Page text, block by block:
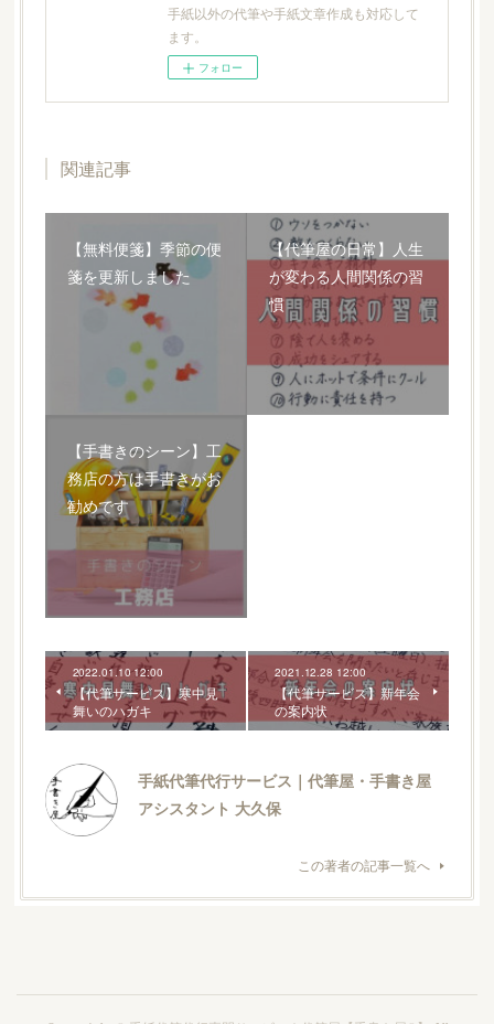
手紙以外の代筆や手紙文章作成も対応して
ます。
フォロー
関連記事
【無料便箋】季節の便
箋を更新しました
【代筆屋の日常】人生
が変わる人間関係の習
慣
【手書きのシーン】工
務店の方は手書きがお
勧めです
2022.01.10 12:00
【代筆サービス】寒中見
舞いのハガキ
2021.12.28 12:00
【代筆サービス】新年会
の案内状
手紙代筆代行サービス｜代筆屋・手書き屋
アシスタント 大久保
この著者の記事一覧へ